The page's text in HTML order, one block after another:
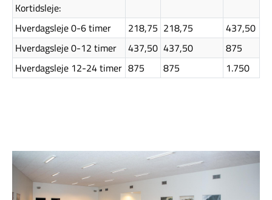
Kortidsleje:
Hverdagsleje 0-6 timer
218,75 218,75
437,50
Hverdagsleje 0-12 timer
437,50 437,50
875
Hverdagsleje 12-24 timer 875 875 1.750